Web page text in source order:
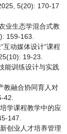
5(20): 170-17
业生态学混合式教
159-163.
互动媒体设计”课程
19-23.
能训练设计与实践
教融合协同育人对
42.
学课程教学中的应
147.
创业人才培养管理